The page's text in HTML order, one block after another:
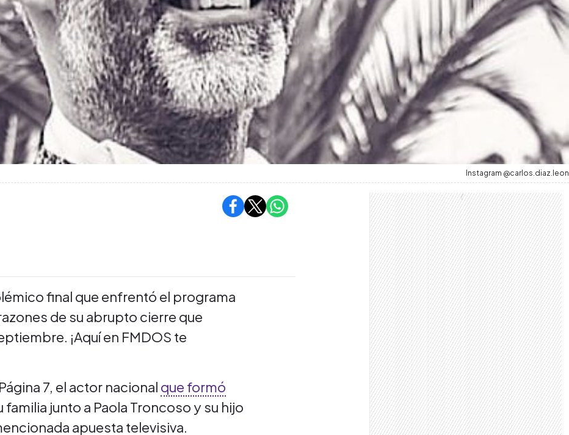
Instagram @carlos.diaz.leon
final que enfrentó el programa
de su abrupto cierre que
¡Aquí en FMDOS te
7, el actor nacional que formó
junto a Paola Troncoso y su hijo
apuesta televisiva.